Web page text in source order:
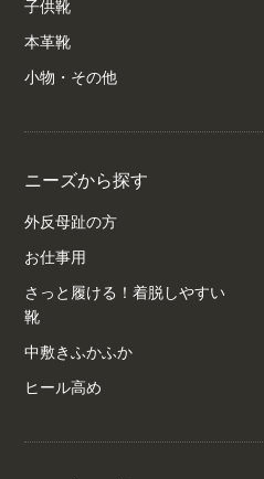
子供靴
本革靴
小物・その他
ニーズから探す
外反母趾の方
お仕事用
さっと履ける！着脱しやすい
靴
中敷きふかふか
ヒール高め